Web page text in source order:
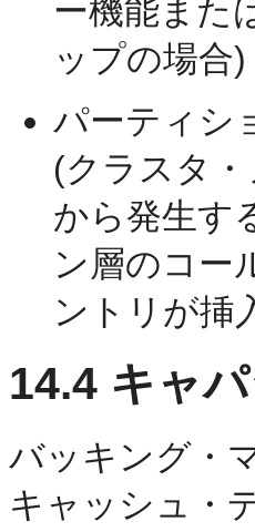
ー機能また
ップの場合)
パーティシ
(クラスタ
から発生す
ン層のコー
ントリが挿
14.4 キャ
バッキング・
キャッシュ・